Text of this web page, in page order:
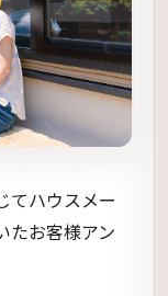
てハウスメー
たお客様アン